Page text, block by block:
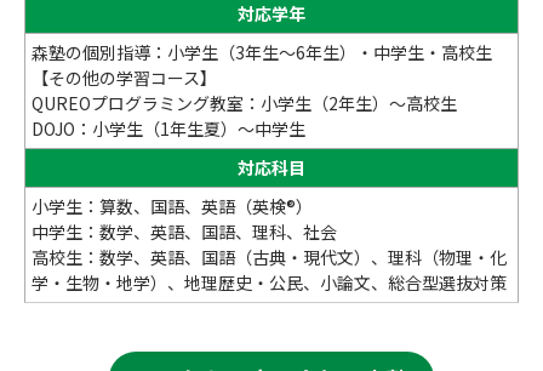
対応学年
森塾の個別指導：小学生（3年生～6年生）・中学生・高校生
【その他の学習コース】
QUREOプログラミング教室：小学生（2年生）～高校生
DOJO：小学生（1年生夏）～中学生
対応科目
小学生：算数、国語、英語（英検®）
中学生：数学、英語、国語、理科、社会
高校生：数学、英語、国語（古典・現代文）、理科（物理・化
学・生物・地学）、地理歴史・公民、小論文、総合型選抜対策